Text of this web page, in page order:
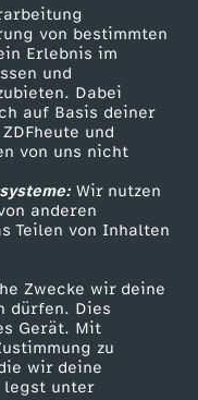
von bestimmten
Erlebnis im
und
Dabei
auf Basis deiner
und
von uns nicht
Wir nutzen
anderen
Teilen von Inhalten
Zwecke wir deine
dürfen. Dies
Gerät. Mit
zu
wir deine
legst unter